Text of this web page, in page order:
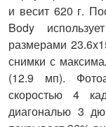
и весит 620 г.
Body
размерами
снимки с
(12.9 мп).
скоростью 4
диагональю 3